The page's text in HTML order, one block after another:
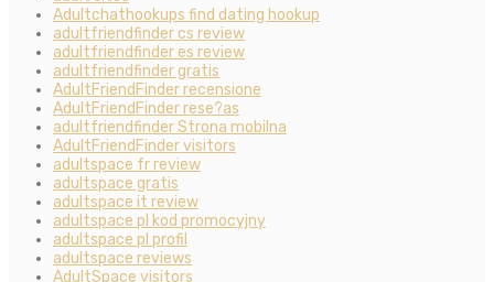
Adultchathookups find dating hookup
adultfriendfinder cs review
adultfriendfinder es review
adultfriendfinder gratis
AdultFriendFinder recensione
AdultFriendFinder rese?as
adultfriendfinder Strona mobilna
AdultFriendFinder visitors
adultspace fr review
adultspace gratis
adultspace it review
adultspace pl kod promocyjny
adultspace pl profil
adultspace reviews
AdultSpace visitors